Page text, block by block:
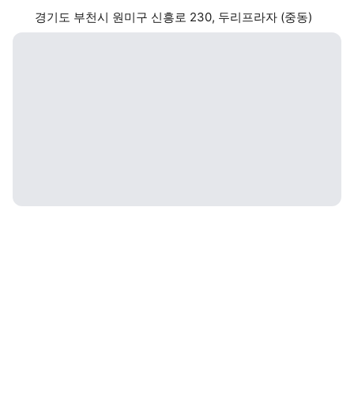
경기도 부천시 원미구 신흥로 230, 두리프라자 (중동)